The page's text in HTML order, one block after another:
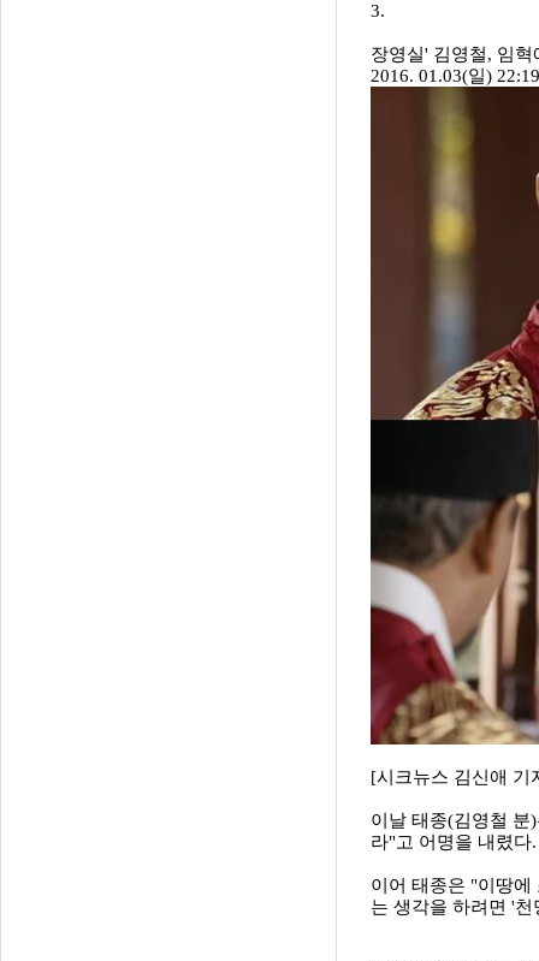
3.
장영실' 김영철, 임
2016. 01.03(일)
[시크뉴스 김신애 기
이날 태종(김영철 분
라"고 어명을 내렸
이어 태종은 "이땅에
는 생각을 하려면 '